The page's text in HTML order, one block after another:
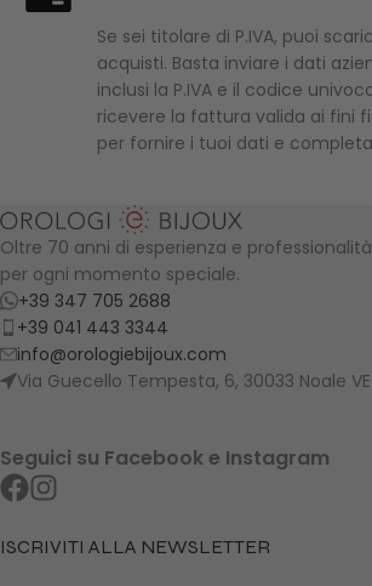
Se sei titolare di P.IVA, puoi
acquisti. Basta inviare i dati
inclusi la P.IVA e il codice
ricevere la fattura valida ai fini
per fornire i tuoi dati e
Oltre 70 anni di esperienza e
per ogni momento speciale.
+39 347 705 2688
+39 041 443 3344
info@orologiebijoux.com
Via Guecello Tempesta, 6, 30033 Noale VE
Seguici su Facebook e Instagram
ISCRIVITI ALLA NEWSLETTER